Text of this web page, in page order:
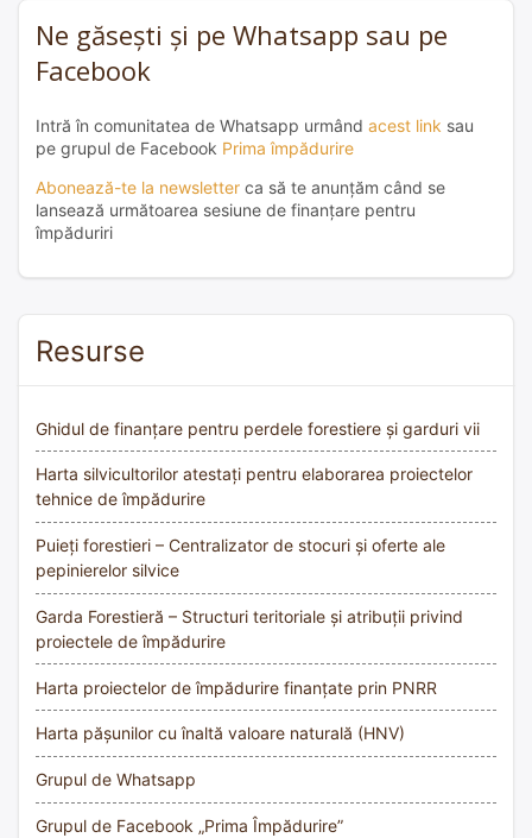
Ne găsești și pe Whatsapp sau pe
Facebook
Intră în comunitatea de Whatsapp urmând acest link sau
pe grupul de Facebook Prima împădurire
Abonează-te la newsletter ca să te anunțăm când se
lansează următoarea sesiune de finanțare pentru
împăduriri
Resurse
Ghidul de finanțare pentru perdele forestiere și garduri vii
Harta silvicultorilor atestați pentru elaborarea proiectelor
tehnice de împădurire
Puieți forestieri – Centralizator de stocuri și oferte ale
pepinierelor silvice
Garda Forestieră – Structuri teritoriale și atribuții privind
proiectele de împădurire
Harta proiectelor de împădurire finanțate prin PNRR
Harta pășunilor cu înaltă valoare naturală (HNV)
Grupul de Whatsapp
Grupul de Facebook „Prima Împădurire”